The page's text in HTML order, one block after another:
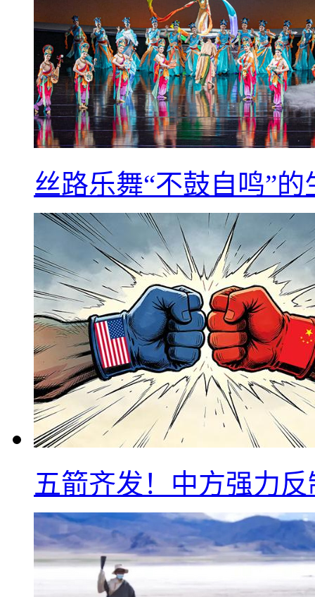
丝路乐舞“不鼓自鸣”
五箭齐发！中方强力